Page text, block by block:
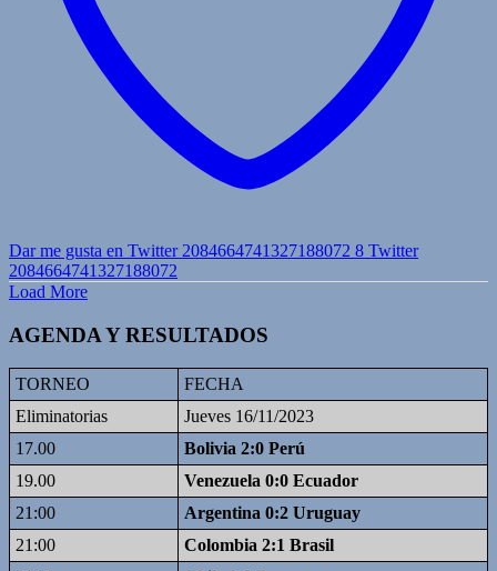
Dar me gusta en Twitter 2084664741327188072 8 Twitter
2084664741327188072
Load More
AGENDA Y RESULTADOS
TORNEO
FECHA
Eliminatorias
Jueves 16/11/2023
17.00
Bolivia 2:0 Perú
19.00
Venezuela 0:0 Ecuador
21:00
Argentina 0:2 Uruguay
21:00
Colombia 2:1 Brasil